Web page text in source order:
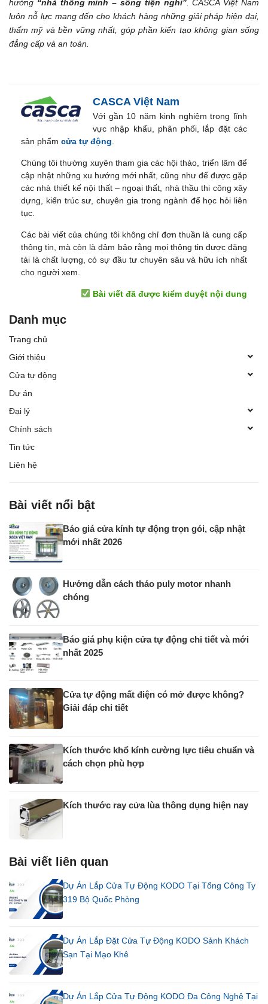
hướng “nhà thông minh – sống tiện nghi”. CASCA Việt Nam
luôn nỗ lực mang đến cho khách hàng những giải pháp hiện đại,
thẩm mỹ và bền vững nhất, góp phần kiến tạo không gian sống
đẳng cấp và an toàn.
CASCA Việt Nam
Với gần 10 năm kinh nghiệm trong lĩnh
vực nhập khẩu, phân phối, lắp đặt các
sản phẩm cửa tự động
Chúng tôi thường xuyên tham gia các hội thảo, triển lãm để
cập nhật những xu hướng mới nhất, cũng như để được gặp
các nhà thiết kế nội thất – ngoại thất, nhà thầu thi công xây
dựng, kiến trúc sư, chuyên gia trong ngành để học hỏi liên
tục.
Các bài viết của chúng tôi không chỉ đơn thuần là cung cấp
thông tin, mà còn là đảm bảo rằng mọi thông tin được đăng
tải là chất lượng, có sự đầu tư chuyên sâu và hữu ích nhất
cho người xem.
Bài viết đã được kiểm duyệt nội dung
Danh mục
Trang chủ
Giới thiệu
Cửa tự động
Dự án
Đại lý
Chính sách
Tin tức
Liên hệ
Bài viết nổi bật
Báo giá cửa kính tự động trọn gói, cập nhật
mới nhất 2026
Hướng dẫn cách tháo puly motor nhanh
chóng
Báo giá phụ kiện cửa tự động chi tiết và mới
nhất 2025
Cửa tự động mất điện có mở được không?
Giải đáp chi tiết
Kích thước khổ kính cường lực tiêu chuẩn và
cách chọn phù hợp
Kích thước ray cửa lùa thông dụng hiện nay
Bài viết liên quan
Dự Án Lắp Cửa Tự Động KODO Tại Tổng Công Ty
319 Bộ Quốc Phòng
Dự Án Lắp Đặt Cửa Tự Động KODO Sảnh Khách
Sạn Tại Mạo Khê
Dự Án Lắp Cửa Tự Động KODO Đa Công Nghệ Tại